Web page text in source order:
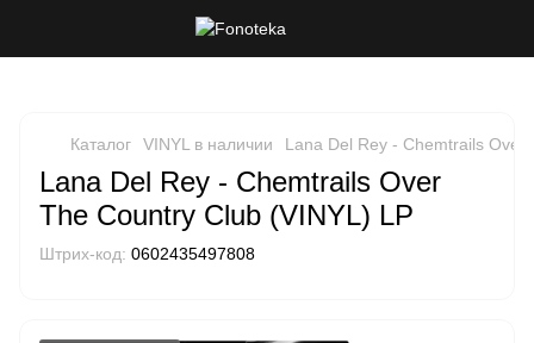
Каталог VINYL в наличии Lana Del Rey - Chemtrails
Lana Del Rey - Chemtrails Over
The Country Club (VINYL) LP
Штрих-код: 0602435497808